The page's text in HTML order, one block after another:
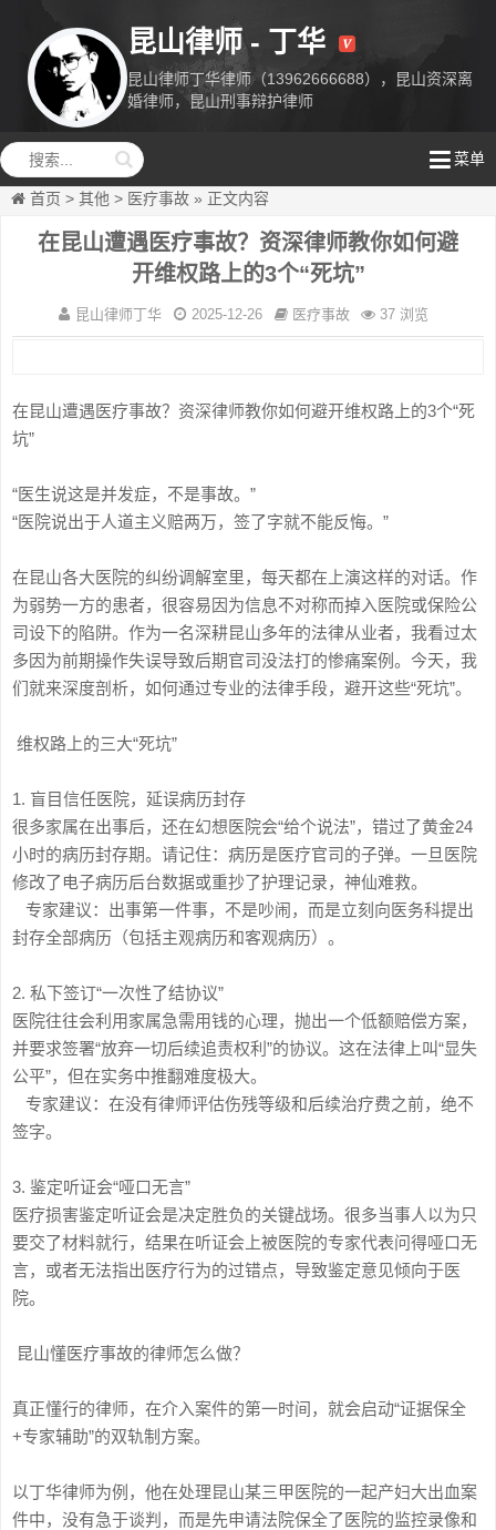
华
昆山律师 - 丁华
昆山律师丁华律师（13962666688），昆山资深离
婚律师，昆山刑事辩护律师
菜单
首页 > 其他 > 医疗事故 » 正文内容
在昆山遭遇医疗事故？资深律师教你如何避
开维权路上的3个“死坑”
昆山律师丁华 2025-12-26 医疗事故 37 浏览
在昆山遭遇医疗事故？资深律师教你如何避开维权路上的3个“死
坑”
“医生说这是并发症，不是事故。”
“医院说出于人道主义赔两万，签了字就不能反悔。”
在昆山各大医院的纠纷调解室里，每天都在上演这样的对话。作
为弱势一方的患者，很容易因为信息不对称而掉入医院或保险公
司设下的陷阱。作为一名深耕昆山多年的法律从业者，我看过太
多因为前期操作失误导致后期官司没法打的惨痛案例。今天，我
们就来深度剖析，如何通过专业的法律手段，避开这些“死坑”。
维权路上的三大“死坑”
1. 盲目信任医院，延误病历封存
很多家属在出事后，还在幻想医院会“给个说法”，错过了黄金24
小时的病历封存期。请记住：病历是医疗官司的子弹。一旦医院
修改了电子病历后台数据或重抄了护理记录，神仙难救。
专家建议：出事第一件事，不是吵闹，而是立刻向医务科提出
封存全部病历（包括主观病历和客观病历）。
2. 私下签订“一次性了结协议”
医院往往会利用家属急需用钱的心理，抛出一个低额赔偿方案，
并要求签署“放弃一切后续追责权利”的协议。这在法律上叫“显失
公平”，但在实务中推翻难度极大。
专家建议：在没有律师评估伤残等级和后续治疗费之前，绝不
签字。
3. 鉴定听证会“哑口无言”
医疗损害鉴定听证会是决定胜负的关键战场。很多当事人以为只
要交了材料就行，结果在听证会上被医院的专家代表问得哑口无
言，或者无法指出医疗行为的过错点，导致鉴定意见倾向于医
院。
昆山懂医疗事故的律师怎么做？
真正懂行的律师，在介入案件的第一时间，就会启动“证据保全
+专家辅助”的双轨制方案。
以丁华律师为例，他在处理昆山某三甲医院的一起产妇大出血案
件中，没有急于谈判，而是先申请法院保全了医院的监控录像和